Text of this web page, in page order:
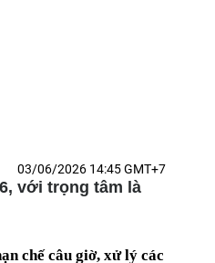
03/06/2026 14:45 GMT+7
với trọng tâm là
chế câu giờ, xử lý các